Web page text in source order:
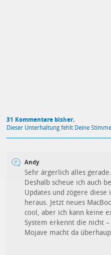
31 Kommentare bisher.
Dieser Unterhaltung fehlt Deine Stimme.
Andy
Sehr ärgerlich alles gerade.
Deshalb scheue ich auch
Updates und zögere
heraus. Jetzt neues
cool, aber ich kann keine
System erkennt die nicht
Mojave macht da